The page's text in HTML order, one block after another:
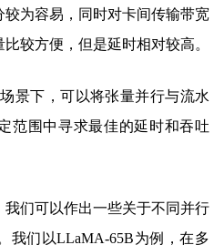
为容易，同时对卡间传输带宽
较方便，但是延时相对较高。
景下，可以将张量并行与流水
范围中寻求最佳的延时和吞吐
们可以作出一些关于不同并行
我们以LLaMA-65B为例，在多